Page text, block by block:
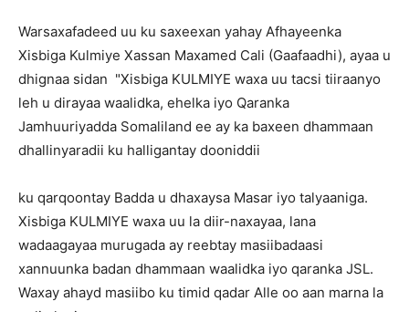
Warsaxafadeed uu ku saxeexan yahay Afhayeenka
Xisbiga Kulmiye Xassan Maxamed Cali (Gaafaadhi), ayaa u
dhignaa sidan "Xisbiga KULMIYE waxa uu tacsi tiiraanyo
leh u dirayaa waalidka, ehelka iyo Qaranka
Jamhuuriyadda Somaliland ee ay ka baxeen dhammaan
dhallinyaradii ku halligantay dooniddii
ku qarqoontay Badda u dhaxaysa Masar iyo talyaaniga.
Xisbiga KULMIYE waxa uu la diir-naxayaa, lana
wadaagayaa murugada ay reebtay masiibadaasi
xannuunka badan dhammaan waalidka iyo qaranka JSL.
Waxay ahayd masiibo ku timid qadar Alle oo aan marna la